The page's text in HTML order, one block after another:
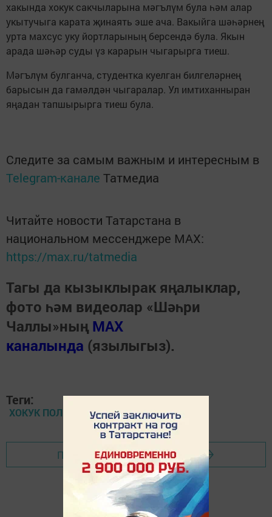
хакында хокук сакчыларына мәгълүм була һәм алар
укытучыга карата җинаять эше ача. Вакыйга шәһәрнең
урта махсус уку йортларының берсендә була. Якын
арада шәһәр суды үз карарын чыгарырга тиеш.
Мәгълүм булганча, студентка куелган билгеләрнең
барысын да гамәлдән чыгаралар. Ул имтиханныран
яңадан тапшырырга тиеш була.
Следите за самым важным и интересным в
Telegram-канале Татмедиа
Читайте новости Татарстана в
национальном мессенджере MАХ:
https://max.ru/tatmedia
Тагы да кызыклырак яңалыклар,
фото һәм видеолар «Шәһри
Чаллы»ның MAX
каналында (язылыгыз).
Теги:
ХОКУК ПОЛИЦИЯ СУД
Перейти на страницу новости